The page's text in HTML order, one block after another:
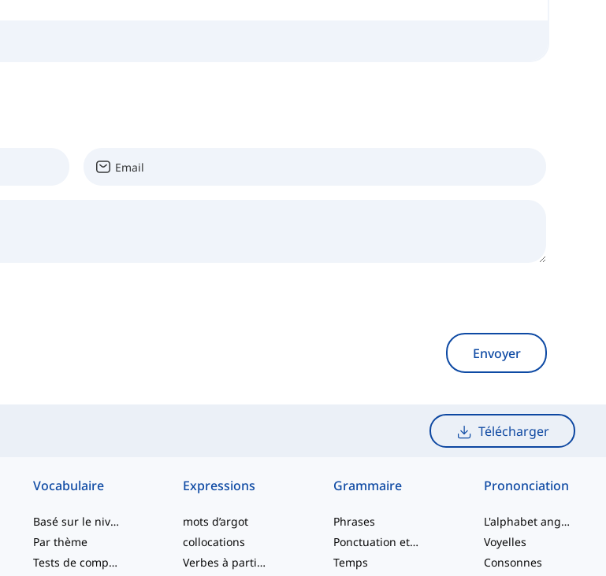
Envoyer
Télécharger
Vocabulaire
Basé sur le niveau
Par thème
Tests de compétence
Expressions
mots d’argot
collocations
Verbes à particule
Grammaire
Phrases
Ponctuation et Orthographe
Temps
Prononciation
L'alphabet anglais
Voyelles
Consonnes